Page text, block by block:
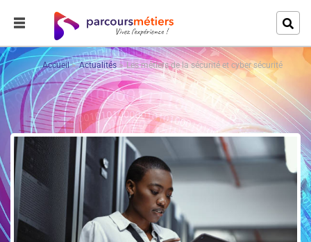
Accueil Actualités Les métiers de la sécurité et cyber sécurité